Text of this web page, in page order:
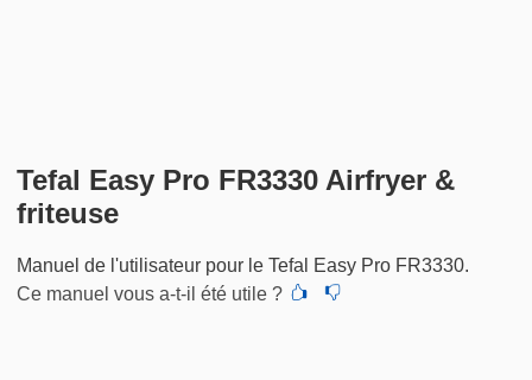
Tefal Easy Pro FR3330 Airfryer &
friteuse
Manuel de l'utilisateur pour le Tefal Easy Pro FR3330.
Ce manuel vous a-t-il été utile ?